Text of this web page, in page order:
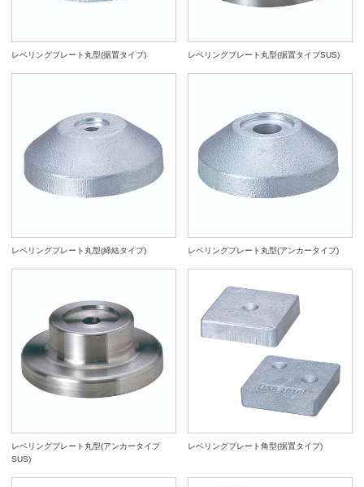
レベリングプレート丸型(据置タイプ) レベリングプレート丸型(据置タイプSUS)
レベリングプレート丸型(締結タイプ) レベリングプレート丸型(アンカータイプ)
レベリングプレート丸型(アンカータイプ
SUS)
レベリングプレート角型(据置タイプ)